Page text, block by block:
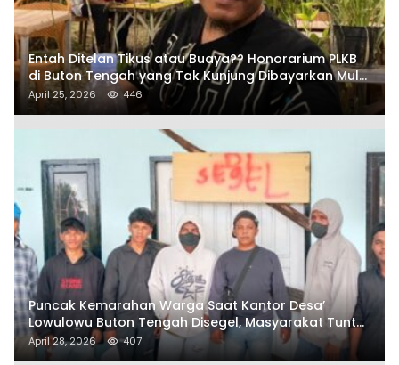
Entah Ditelan Tikus atau Buaya?? Honorarium PLKB
di Buton Tengah yang Tak Kunjung Dibayarkan Mulai
Disorot SAMURAIS
April 25, 2026 446
Puncak Kemarahan Warga Saat Kantor Desa’
Lowulowu Buton Tengah Disegel, Masyarakat Tuntut
Penetapan Tersangka
April 28, 2026 407